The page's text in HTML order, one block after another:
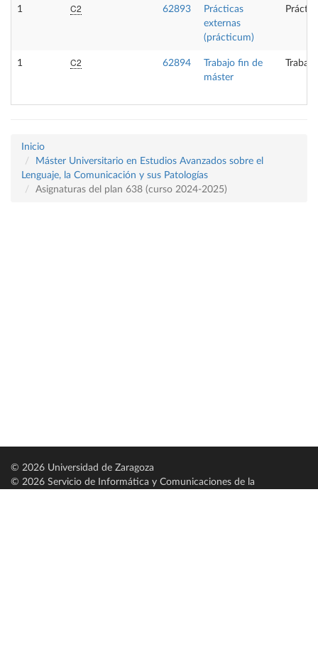
1 C2 62893
Prácticas
externas
(prácticum)
1 C2 62894
Trabajo fin de
máster
Inicio
Máster Universitario en Estudios Avanzados sobre el
Lenguaje, la Comunicación y sus Patologías
Asignaturas del plan 638 (curso 2024-2025)
© 2026 Universidad de Zaragoza
© 2026 Servicio de Informática y Comunicaciones de la